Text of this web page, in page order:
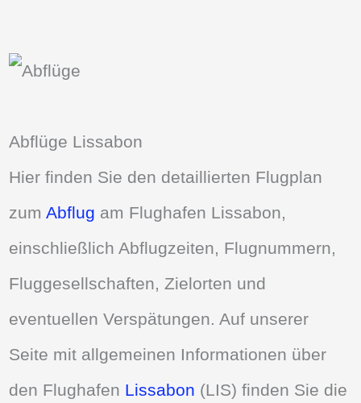
Abflüge Lissabon
Hier finden Sie den detaillierten Flugplan
zumAbflug am Flughafen Lissabon,
einschließlich Abflugzeiten, Flugnummern,
Fluggesellschaften, Zielorten und
eventuellen Verspätungen. Auf unserer
Seite mit allgemeinen Informationen über
den Flughafen Lissabon (LIS) finden Sie die